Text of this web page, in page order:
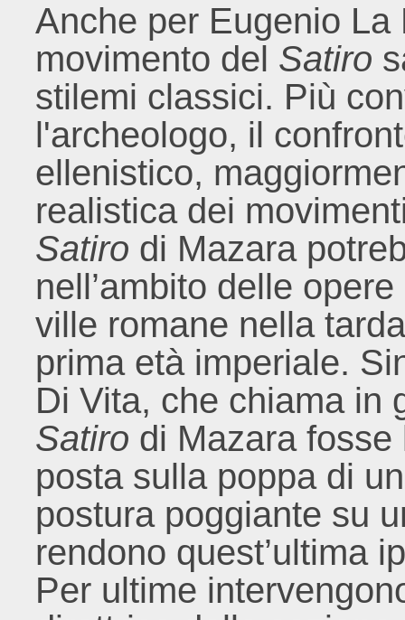
Anche per Eugenio La
movimento del Satiro
stilemi classici. Più
l'archeologo, il
ellenistico,
realistica dei
Satiro di Mazara
nell’ambito delle
ville romane nella
prima età imperiale.
Di Vita, che chiama in
Satiro di Mazara
posta sulla poppa di
postura poggiante su
rendono quest’ultima
Per ultime